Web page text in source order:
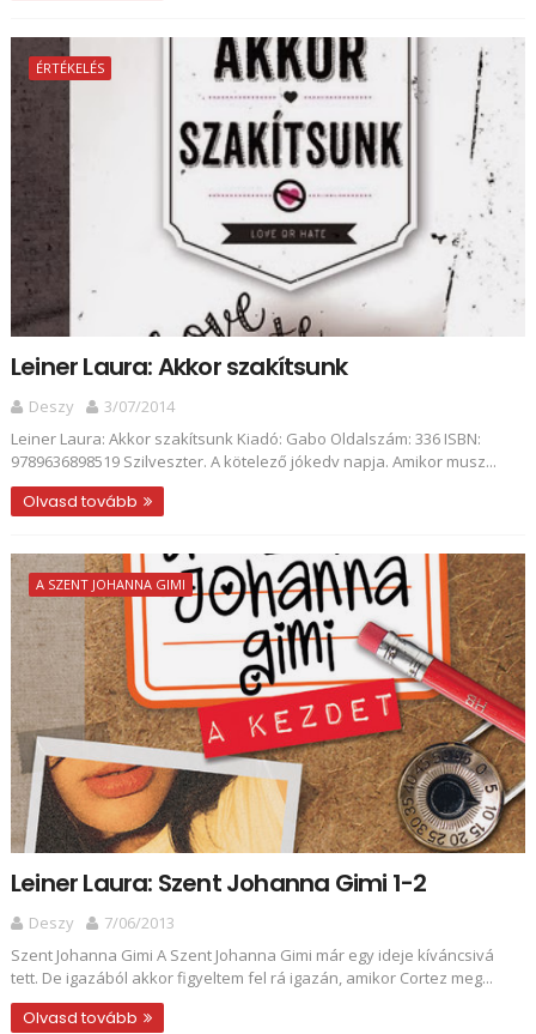
ÉRTÉKELÉS
Leiner Laura: Akkor szakítsunk
Deszy
3/07/2014
Leiner Laura: Akkor szakítsunk Kiadó: Gabo Oldalszám: 336 ISBN:
9789636898519 Szilveszter. A kötelező jókedv napja. Amikor musz...
Olvasd tovább
A SZENT JOHANNA GIMI
Leiner Laura: Szent Johanna Gimi 1-2
Deszy
7/06/2013
Szent Johanna Gimi A Szent Johanna Gimi már egy ideje kíváncsivá
tett. De igazából akkor figyeltem fel rá igazán, amikor Cortez meg...
Olvasd tovább